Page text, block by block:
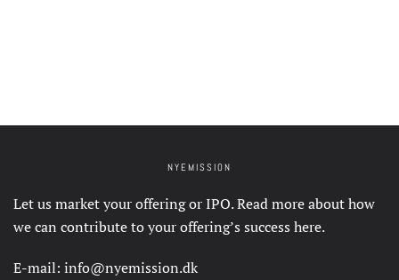
NYEMISSION
Let us market your offering or IPO. Read more about how
we can contribute to your offering’s success here.
E-mail: info@nyemission.dk